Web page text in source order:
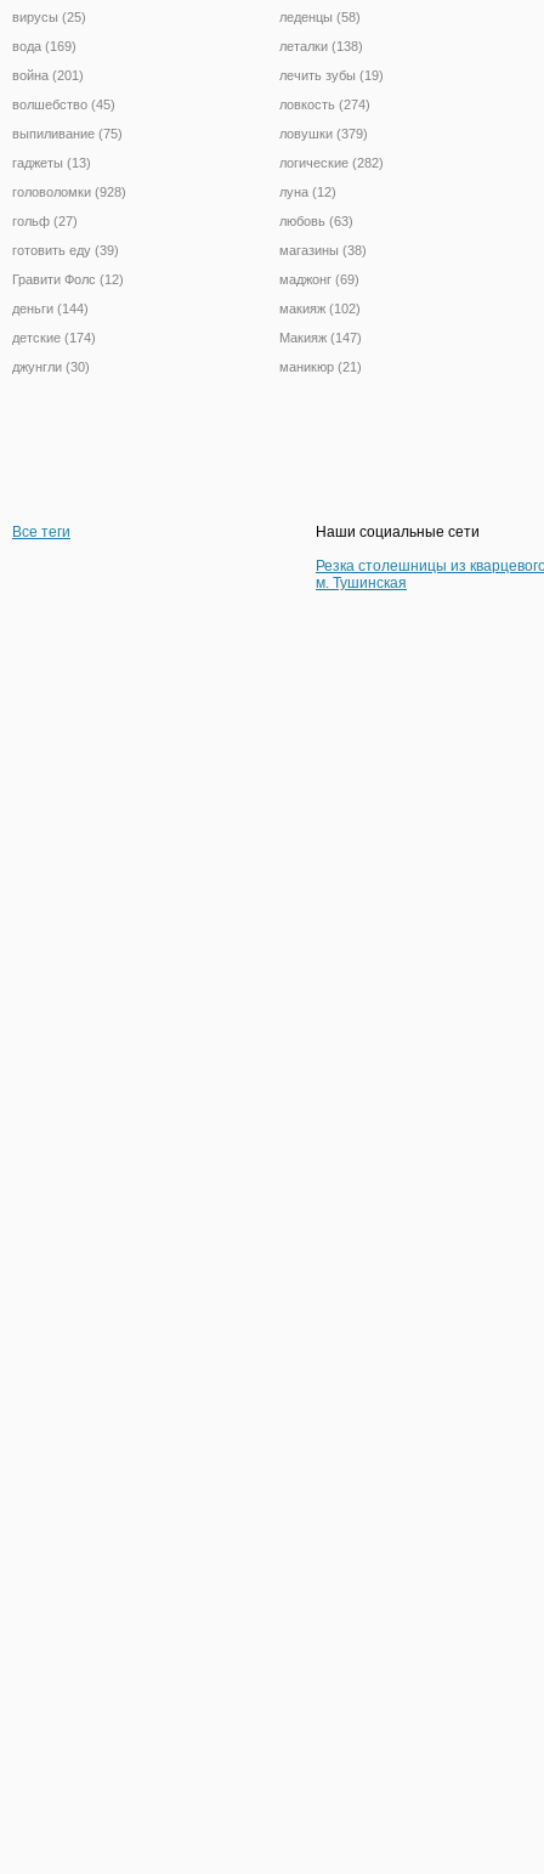
вирусы (25)
вода (169)
война (201)
волшебство (45)
выпиливание (75)
гаджеты (13)
головоломки (928)
гольф (27)
готовить еду (39)
Гравити Фолс (12)
деньги (144)
детские (174)
джунгли (30)
леденцы (58)
леталки (138)
лечить зубы (19)
ловкость (274)
ловушки (379)
логические (282)
луна (12)
любовь (63)
магазины (38)
маджонг (69)
макияж (102)
Макияж (147)
маникюр (21)
Все теги
Наши социальные сети
Резка столешницы из
м. Тушинская